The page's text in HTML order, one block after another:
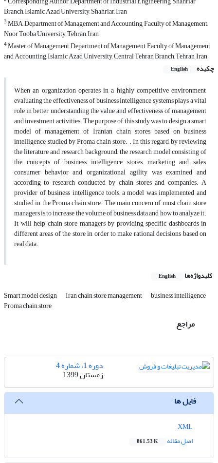
Branch, Islamic Azad University, Shahriar, Iran
3MBA, Department of Management and Accounting, Faculty of Management,
Noor Tooba University, Tehran, Iran
4Master of Management, Department of Management, Faculty of Management
and Accounting, Islamic Azad University, Central Tehran Branch, Tehran, Iran
چکیده
English
When an organization operates in a highly competitive environment,
evaluating the effectiveness of business intelligence systems plays a vital
role in better understanding the value and effectiveness of management
and investment activities. The purpose of this study was to design a smart
model of management of Iranian chain stores based on business
intelligence, studied by Proma chain store. . In this regard, by reviewing
the literature and research background, the research model consisting of
the concepts of business intelligence, stores, marketing and sales,
consumer behavior and organizational agility was examined and
according to research conducted by chain stores and companies. A
provider of business intelligence tools, a model was implemented and
studied in the Proma chain store. The main concern of most chain store
managers is to increase the volume of business data and how to analyze it.
It will help chain store managers by providing specific dashboards in
different areas of the store in order to make rational decisions based on
real data.
کلیدواژه‌ها English
Smart model design Iran chain store management business intelligence
Proma chain store
مراجع
دوره 1، شماره 4
زمستان 1399
فایل ها
اصل مقاله
861.53 K